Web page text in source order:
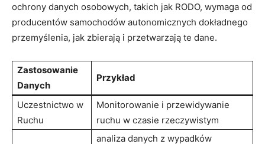
ochrony danych osobowych, takich jak RODO, wymaga od
producentów samochodów autonomicznych dokładnego
przemyślenia, jak zbierają i przetwarzają te dane.
Zastosowanie
Danych
Przykład
Uczestnictwo w
Ruchu
Monitorowanie i przewidywanie
ruchu w czasie rzeczywistym
analiza danych z wypadków